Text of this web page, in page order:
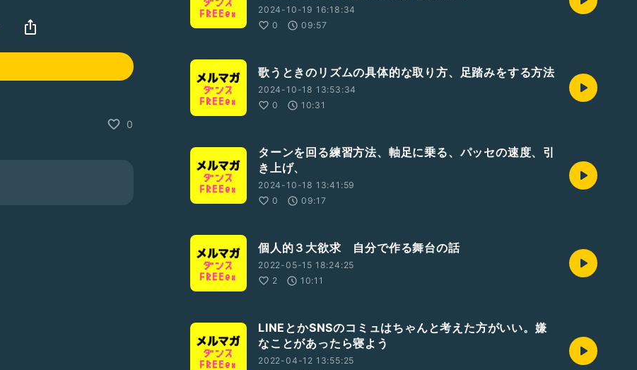
0
2024-10-19 16:18:34
0
09:57
歌うときのリズムの具体的な取り方、足踏みをする方法
2024-10-18 13:53:34
0
10:31
ターンを回る練習方法、軸足に乗る、パッセの速度、引
き上げ、
2024-10-18 13:41:59
0
09:17
個人的３大欲求 自分で作る舞台の話
2022-05-15 18:24:25
2
10:11
LINEとかSNSのコミュはちゃんと考えた方がいい。嫌
なことがあったら寝よう
2022-04-12 13:55:25